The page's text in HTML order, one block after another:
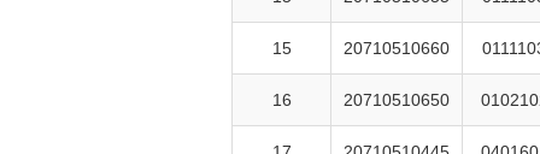
15 20710510660
16 20710510650